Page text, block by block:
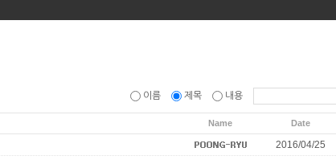
이름 제목 내용
Name Date
2016/04/25